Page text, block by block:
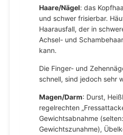
Haare/Nägel: das
und schwer frisierbar.
Haarausfall, der in
Achsel- und
kann.
Die Finger- und
schnell, sind jedoch sehr
Magen/Darm: Durst,
regelrechten
Gewichtsabnahme (selten:
Gewichtszunahme),